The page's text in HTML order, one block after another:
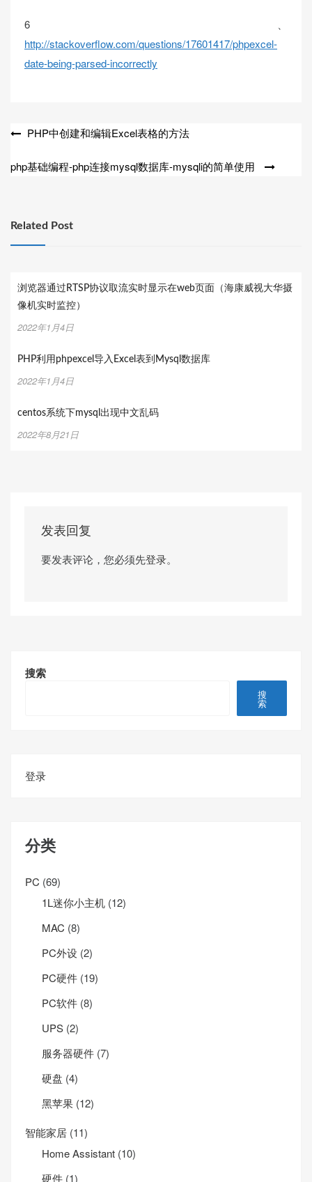
6、
http://stackoverflow.com/questions/17601417/phpexcel-
date-being-parsed-incorrectly
文
导
PHP中创建和编辑Excel表格的方法
php基础编程-php连接mysql数据库-mysqli的简单使用
Related Post
浏览器通过RTSP协议取流实时显示在web页面（海康威视大华摄
像机实时监控）
2022年1月4日
PHP利用phpexcel导入Excel表到Mysql数据库
2022年1月4日
centos系统下mysql出现中文乱码
2022年8月21日
发表回复
要发表评论，您必须先登录。
搜索
搜
索
登录
分类
PC (69)
1L迷你小主机 (12)
MAC (8)
PC外设 (2)
PC硬件 (19)
PC软件 (8)
UPS (2)
服务器硬件 (7)
硬盘 (4)
黑苹果 (12)
智能家居 (11)
Home Assistant (10)
硬件 (1)